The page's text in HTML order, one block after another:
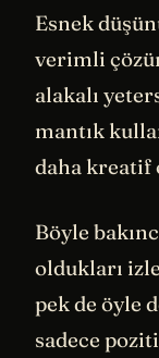
Esnek
verimli
alakalı
mantık
daha kreatif
Böyle
oldukları
pek de öyle
sadece